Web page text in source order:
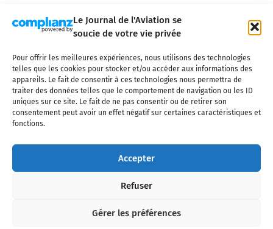
Le Journal de l'Aviation se
soucie de votre vie privée
Pour offrir les meilleures expériences, nous utilisons des technologies
telles que les cookies pour stocker et/ou accéder aux informations des
appareils. Le fait de consentir à ces technologies nous permettra de
traiter des données telles que le comportement de navigation ou les ID
uniques sur ce site. Le fait de ne pas consentir ou de retirer son
consentement peut avoir un effet négatif sur certaines caractéristiques et
fonctions.
Accepter
Refuser
Gérer les préférences
Qui sommes-nous ? Nous contacter
Partenaires
Mentions légales
CGV Politique de confidentialité Cookies
l'industrie aéronautique, l'aviation commerciale, l'aviation d'affaires, les
services MRO et après-vente, le financement et la location d'aéronefs
civils, l'aéronautique de défense et l'industrie spatiale. Toute reproduction,
interdite sans autorisation écrite spécifique du Journal de l’Aviation.